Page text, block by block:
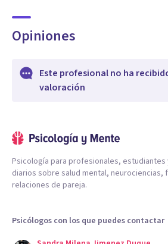
Opiniones
Este profesional no ha
valoración
Psicología para profesionales, estudiantes
diarios sobre salud mental, neurociencias,
relaciones de pareja.
Psicólogos con los que puedes contactar